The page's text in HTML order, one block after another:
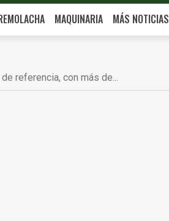
MAQUINARIA MÁS NOTICIAS
referencia, con más de...